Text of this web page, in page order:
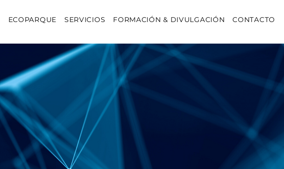
ECOPARQUE SERVICIOS FORMACIÓN & DIVULGACIÓN CONTACTO